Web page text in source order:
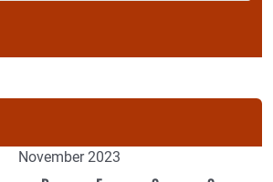
November 2023